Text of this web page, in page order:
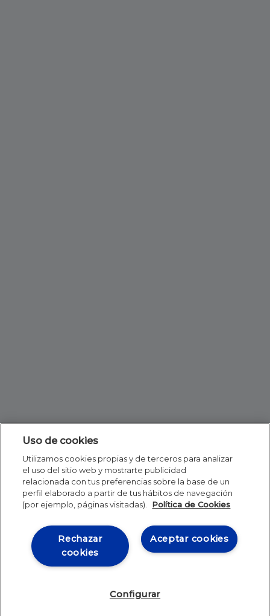
Uso de cookies
Utilizamos cookies propias y de terceros para analizar
el uso del sitio web y mostrarte publicidad
relacionada con tus preferencias sobre la base de un
perfil elaborado a partir de tus hábitos de navegación
(por ejemplo, páginas visitadas).
Política de Cookies
Aceptar cookies
Rechazar
cookies
Configurar